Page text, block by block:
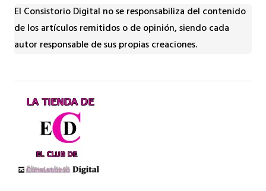
El Consistorio Digital no se responsabiliza del contenido
de los artículos remitidos o de opinión, siendo cada
autor responsable de sus propias creaciones.